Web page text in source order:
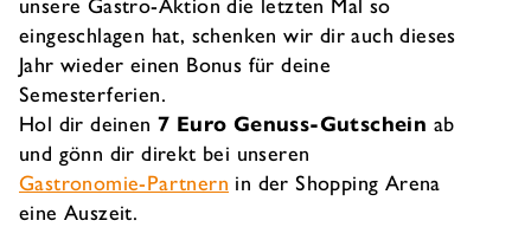
eingeschlagen hat, schenken wir dir auch dieses
Jahr wieder einen Bonus für deine
Semesterferien.
Hol dir deinen 7 Euro Genuss-Gutschein ab
und gönn dir direkt bei unseren
Gastronomie-Partnern in der Shopping Arena
eine Auszeit.